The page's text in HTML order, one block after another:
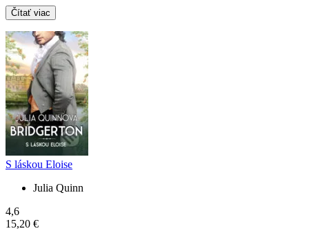
Čítať viac
S láskou Eloise
Julia Quinn
4,6
15,20 €